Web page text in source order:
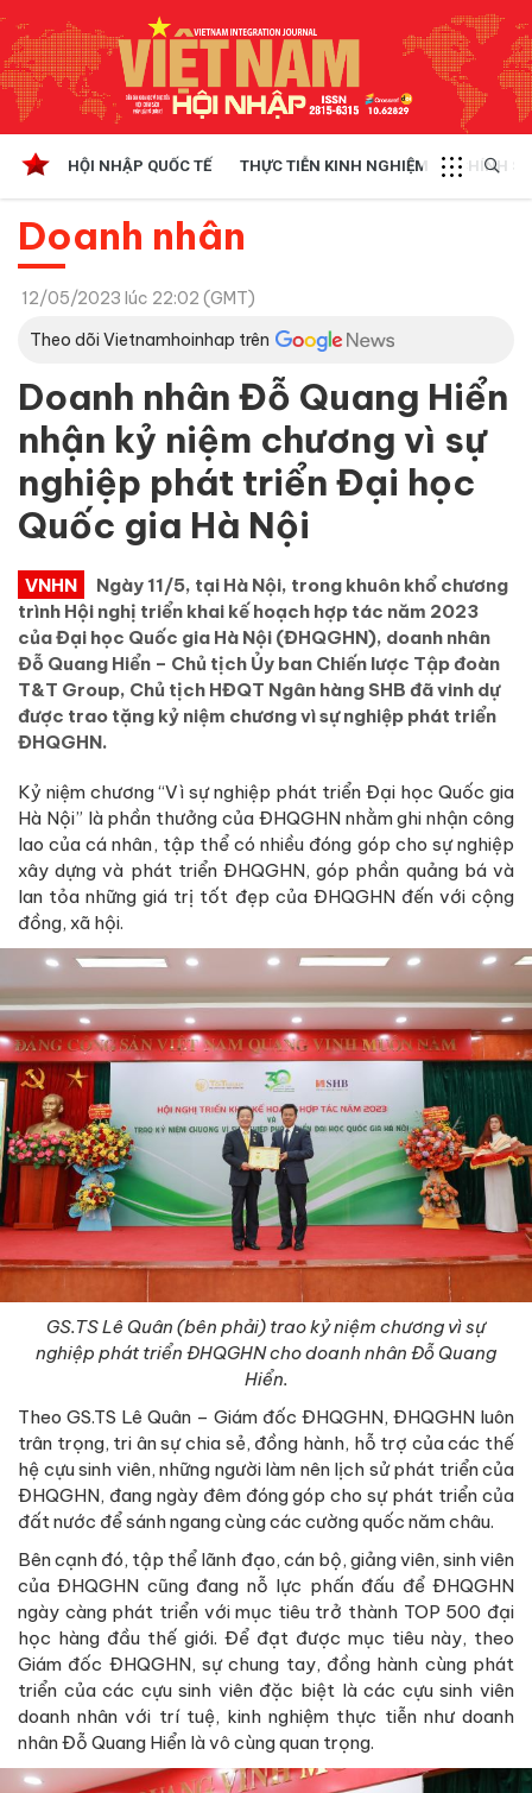
HỘI NHẬP QUỐC TẾ THỰC TIỄN KINH NGHIỆM CHÍNH
Doanh nhân
12/05/2023 lúc 22:02 (GMT)
Theo dõi Vietnamhoinhap trên
Doanh nhân Đỗ Quang Hiển
nhận kỷ niệm chương vì sự
nghiệp phát triển Đại học
Quốc gia Hà Nội
VNHN
Ngày 11/5, tại Hà Nội, trong khuôn khổ chương
trình Hội nghị triển khai kế hoạch hợp tác năm 2023
của Đại học Quốc gia Hà Nội (ĐHQGHN), doanh nhân
Đỗ Quang Hiển – Chủ tịch Ủy ban Chiến lược Tập đoàn
T&T Group, Chủ tịch HĐQT Ngân hàng SHB đã vinh dự
được trao tặng kỷ niệm chương vì sự nghiệp phát triển
ĐHQGHN.
Kỷ niệm chương “Vì sự nghiệp phát triển Đại học Quốc gia
Hà Nội” là phần thưởng của ĐHQGHN nhằm ghi nhận công
lao của cá nhân, tập thể có nhiều đóng góp cho sự nghiệp
xây dựng và phát triển ĐHQGHN, góp phần quảng bá và
lan tỏa những giá trị tốt đẹp của ĐHQGHN đến với cộng
đồng, xã hội.
GS.TS Lê Quân (bên phải) trao kỷ niệm chương vì sự
nghiệp phát triển ĐHQGHN cho doanh nhân Đỗ Quang
Hiển.
Theo GS.TS Lê Quân – Giám đốc ĐHQGHN, ĐHQGHN luôn
trân trọng, tri ân sự chia sẻ, đồng hành, hỗ trợ của các thế
hệ cựu sinh viên, những người làm nên lịch sử phát triển của
ĐHQGHN, đang ngày đêm đóng góp cho sự phát triển của
đất nước để sánh ngang cùng các cường quốc năm châu.
Bên cạnh đó, tập thể lãnh đạo, cán bộ, giảng viên, sinh viên
của ĐHQGHN cũng đang nỗ lực phấn đấu để ĐHQGHN
ngày càng phát triển với mục tiêu trở thành TOP 500 đại
học hàng đầu thế giới. Để đạt được mục tiêu này, theo
Giám đốc ĐHQGHN, sự chung tay, đồng hành cùng phát
triển của các cựu sinh viên đặc biệt là các cựu sinh viên
doanh nhân với trí tuệ, kinh nghiệm thực tiễn như doanh
nhân Đỗ Quang Hiển là vô cùng quan trọng.